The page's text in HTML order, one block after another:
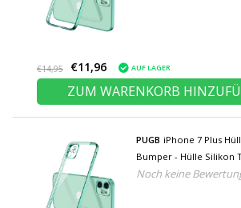
€14,95 €11,96 AUF LAGER
ZUM WARENKORB
PUGB iPhone 7 Plus
Bumper - Hülle Silikon
Hellgrün
Noch keine